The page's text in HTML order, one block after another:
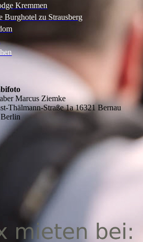
Kremmen
Burghotel zu Strausberg
Marcus Ziemke
Thälmann-Straße 1a 16321 Bernau